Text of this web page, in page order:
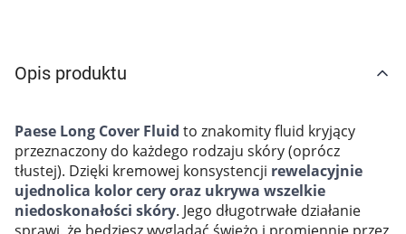
Grupy produktowe
Marki
Opis produktu
Paese Long Cover Fluid to znakomity fluid kryjący
przeznaczony do każdego rodzaju skóry (oprócz
tłustej). Dzięki kremowej konsystencji rewelacyjnie
ujednolica kolor cery oraz ukrywa wszelkie
niedoskonałości skóry. Jego długotrwałe działanie